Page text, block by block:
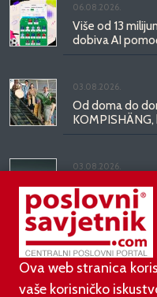
06.08.2026.
Više od 13
dobiva AI
03.08.2026.
Od doma do
03.08.2026.
Kineski BYD
Mercedesove
kilometara
Ova web stranica
vaše korisničko